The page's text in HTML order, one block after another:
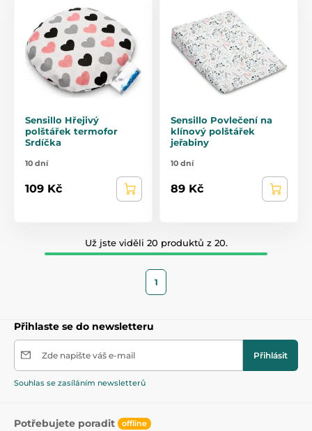
Sensillo Hřejivý
polštářek termofor
Srdíčka
10 dní
109 Kč
Sensillo Povlečení na
klínový polštářek
jeřabiny
10 dní
89 Kč
Už jste viděli 20 produktů z 20.
1
Přihlaste se do newsletteru
Zde napište váš e-mail Přihlásit
Souhlas se zasíláním newsletterů
Potřebujete poradit offline